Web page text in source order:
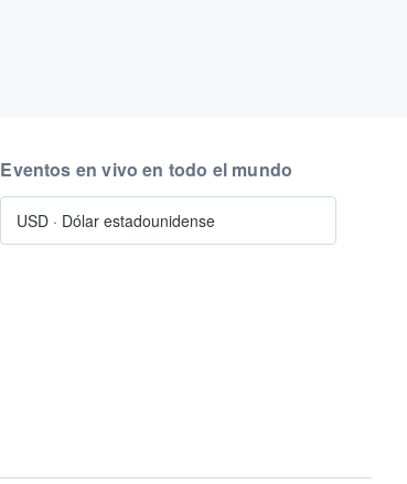
Eventos en vivo en todo el mundo
USD · Dólar estadounidense